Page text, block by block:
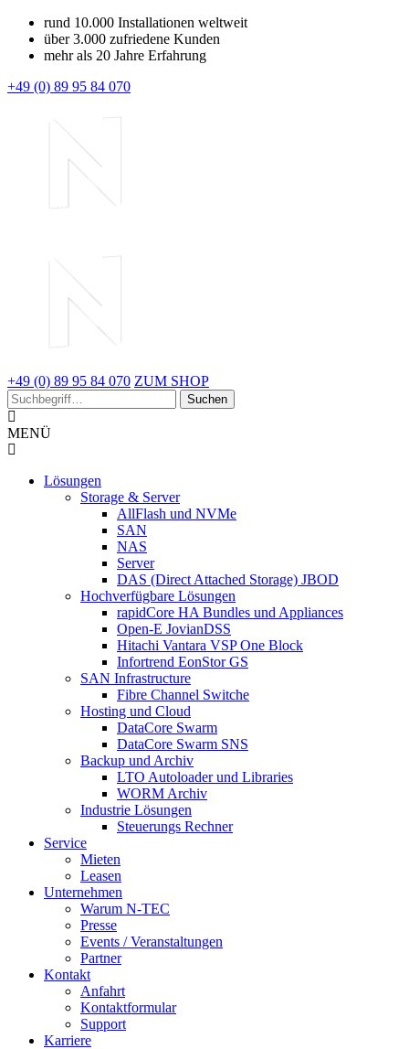
rund 10.000 Installationen weltweit
über 3.000 zufriedene Kunden
mehr als 20 Jahre Erfahrung
+49 (0) 89 95 84 070
+49 (0) 89 95 84 070 ZUM SHOP
Suchen
MENÜ
Lösungen
Storage & Server
AllFlash und NVMe
SAN
NAS
Server
DAS (Direct Attached Storage) JBOD
Hochverfügbare Lösungen
rapidCore HA Bundles und Appliances
Open-E JovianDSS
Hitachi Vantara VSP One Block
Infortrend EonStor GS
SAN Infrastructure
Fibre Channel Switche
Hosting und Cloud
DataCore Swarm
DataCore Swarm SNS
Backup und Archiv
LTO Autoloader und Libraries
WORM Archiv
Industrie Lösungen
Steuerungs Rechner
Service
Mieten
Leasen
Unternehmen
Warum N-TEC
Presse
Events / Veranstaltungen
Partner
Kontakt
Anfahrt
Kontaktformular
Support
Karriere